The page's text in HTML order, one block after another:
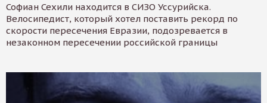
Софиан Сехили находится в СИЗО Уссурийска.
Велосипедист, который хотел поставить рекорд по
скорости пересечения Евразии, подозревается в
незаконном пересечении российской границы